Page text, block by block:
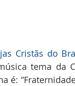
Cristãs do
tema da
é: